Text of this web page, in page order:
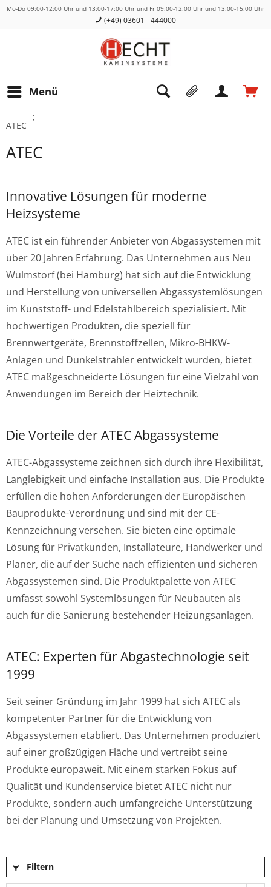
Mo-Do 09:00-12:00 Uhr und 13:00-17:00 Uhr und Fr 09:00-12:00 Uhr und 13:00-15:00 Uhr
(+49) 03601 - 444000
Menü
;
ATEC
ATEC
Innovative Lösungen für moderne
Heizsysteme
ATEC ist ein führender Anbieter von Abgassystemen mit
über 20 Jahren Erfahrung. Das Unternehmen aus Neu
Wulmstorf (bei Hamburg) hat sich auf die Entwicklung
und Herstellung von universellen Abgassystemlösungen
im Kunststoff- und Edelstahlbereich spezialisiert. Mit
hochwertigen Produkten, die speziell für
Brennwertgeräte, Brennstoffzellen, Mikro-BHKW-
Anlagen und Dunkelstrahler entwickelt wurden, bietet
ATEC maßgeschneiderte Lösungen für eine Vielzahl von
Anwendungen im Bereich der Heiztechnik.
Die Vorteile der ATEC Abgassysteme
ATEC-Abgassysteme zeichnen sich durch ihre Flexibilität,
Langlebigkeit und einfache Installation aus. Die Produkte
erfüllen die hohen Anforderungen der Europäischen
Bauprodukte-Verordnung und sind mit der CE-
Kennzeichnung versehen. Sie bieten eine optimale
Lösung für Privatkunden, Installateure, Handwerker und
Planer, die auf der Suche nach effizienten und sicheren
Abgassystemen sind. Die Produktpalette von ATEC
umfasst sowohl Systemlösungen für Neubauten als
auch für die Sanierung bestehender Heizungsanlagen.
ATEC: Experten für Abgastechnologie seit
1999
Seit seiner Gründung im Jahr 1999 hat sich ATEC als
kompetenter Partner für die Entwicklung von
Abgassystemen etabliert. Das Unternehmen produziert
auf einer großzügigen Fläche und vertreibt seine
Produkte europaweit. Mit einem starken Fokus auf
Qualität und Kundenservice bietet ATEC nicht nur
Produkte, sondern auch umfangreiche Unterstützung
bei der Planung und Umsetzung von Projekten.
Filtern